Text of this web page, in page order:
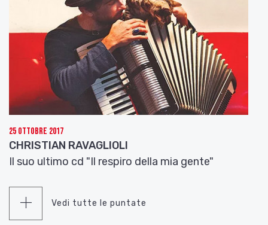
25 Ottobre 2017
CHRISTIAN RAVAGLIOLI
Il suo ultimo cd "Il respiro della mia gente"
Vedi tutte le puntate